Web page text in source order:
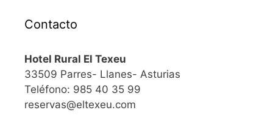
Contacto
Hotel Rural El Texeu
33509 Parres- Llanes- Asturias
Teléfono: 985 40 35 99
reservas@eltexeu.com